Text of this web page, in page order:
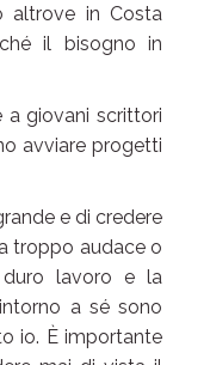
altrove in Costa
il bisogno in
a giovani scrittori
avviare progetti
e di credere
troppo audace o
duro lavoro e la
a sé sono
io. È importante